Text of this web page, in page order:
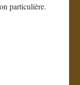
particulière.